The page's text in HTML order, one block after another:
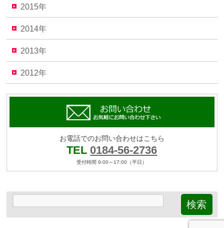
2015年
2014年
2013年
2012年
お電話でのお問い合わせはこちら
TEL 0184-56-2736
受付時間 9:00～17:00（平日）